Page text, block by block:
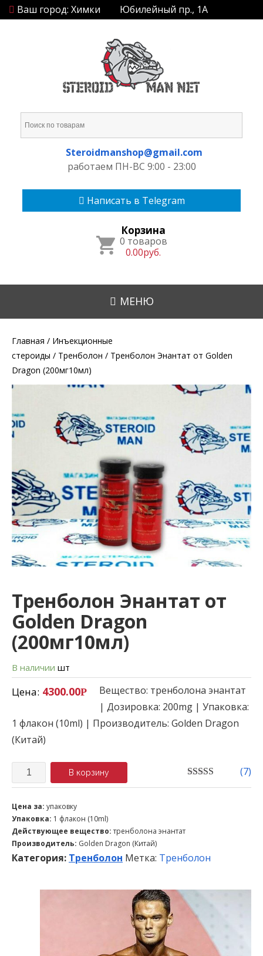
Ваш город: Химки Юбилейный пр., 1А
Steroidmanshop@gmail.com
работаем ПН-ВС 9:00 - 23:00
Написать в Telegram
Корзина
0 товаров
0.00руб.
МЕНЮ
Главная / Инъекционные
стероиды / Тренболон / Тренболон Энантат от Golden
Dragon (200мг10мл)
Тренболон Энантат от
Golden Dragon
(200мг10мл)
В наличии шт
Цена: 4300.00Р
Вещество: тренболона энантат
| Дозировка: 200mg | Упаковка:
1 флакон (10ml) | Производитель: Golden Dragon
(Китай)
Количество В корзину
5.00out of 5
(7)
Цена за: упаковку
Упаковка: 1 флакон (10ml)
Действующее вещество:тренболона энантат
Производитель: Golden Dragon (Китай)
Категория: Тренболон Метка: Тренболон